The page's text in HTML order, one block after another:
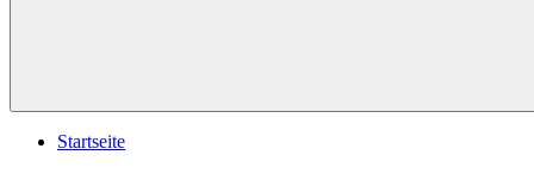
Menü
Startseite